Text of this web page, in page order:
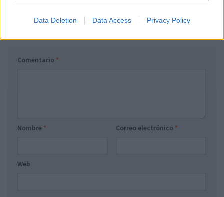
Data Deletion Data Access Privacy Policy
Comentario *
Nombre * Correo electrónico *
Web